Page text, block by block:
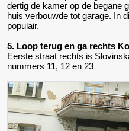
dertig de kamer op de begane
huis verbouwde tot garage. In
populair.
5. Loop terug en ga rechts
Eerste straat rechts is
nummers 11, 12 en 23